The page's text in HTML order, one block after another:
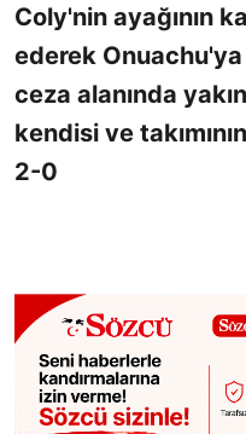
Coly'nin ayağının
ederek
ceza alanında
kendisi ve
2-0